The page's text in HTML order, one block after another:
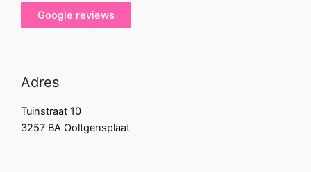
Google reviews
Adres
Tuinstraat 10
3257 BA Ooltgensplaat